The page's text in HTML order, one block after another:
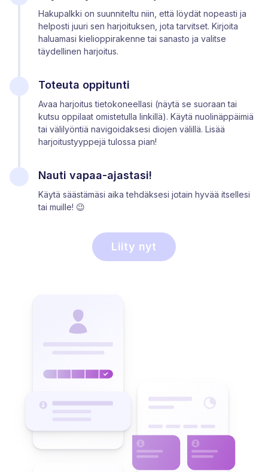
Hakupalkki on suunniteltu niin, että löydät nopeasti ja
helposti juuri sen harjoituksen, jota tarvitset. Kirjoita
haluamasi kielioppirakenne tai sanasto ja valitse
täydellinen harjoitus.
Toteuta oppitunti
Avaa harjoitus tietokoneellasi (näytä se suoraan tai
kutsu oppilaat omistetulla linkillä). Käytä nuolinäppäimiä
tai välilyöntiä navigoidaksesi diojen välillä. Lisää
harjoitustyyppejä tulossa pian!
Nauti vapaa-ajastasi!
Käytä säästämäsi aika tehdäksesi jotain hyvää itsellesi
tai muille! 😉
Liity nyt